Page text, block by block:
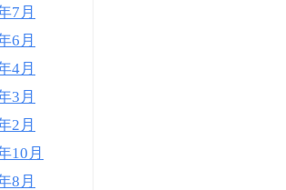
7月
6月
4月
3月
2月
10月
8月